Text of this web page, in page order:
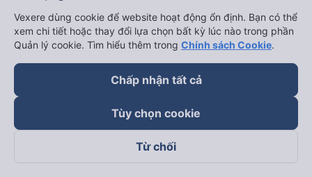
Vexere dùng cookie để website hoạt động ổn định. Bạn có thể
xem chi tiết hoặc thay đổi lựa chọn bất kỳ lúc nào trong phần
Quản lý cookie. Tìm hiểu thêm trong Chính sách Cookie.
Chấp nhận tất cả
Tùy chọn cookie
Từ chối